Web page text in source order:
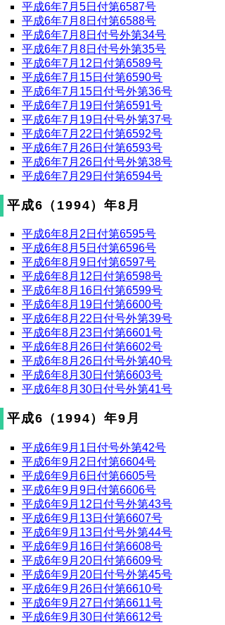
平成6年7月5日付第6587号
平成6年7月8日付第6588号
平成6年7月8日付号外第34号
平成6年7月8日付号外第35号
平成6年7月12日付第6589号
平成6年7月15日付第6590号
平成6年7月15日付号外第36号
平成6年7月19日付第6591号
平成6年7月19日付号外第37号
平成6年7月22日付第6592号
平成6年7月26日付第6593号
平成6年7月26日付号外第38号
平成6年7月29日付第6594号
平成6（1994）年8月
平成6年8月2日付第6595号
平成6年8月5日付第6596号
平成6年8月9日付第6597号
平成6年8月12日付第6598号
平成6年8月16日付第6599号
平成6年8月19日付第6600号
平成6年8月22日付号外第39号
平成6年8月23日付第6601号
平成6年8月26日付第6602号
平成6年8月26日付号外第40号
平成6年8月30日付第6603号
平成6年8月30日付号外第41号
平成6（1994）年9月
平成6年9月1日付号外第42号
平成6年9月2日付第6604号
平成6年9月6日付第6605号
平成6年9月9日付第6606号
平成6年9月12日付号外第43号
平成6年9月13日付第6607号
平成6年9月13日付号外第44号
平成6年9月16日付第6608号
平成6年9月20日付第6609号
平成6年9月20日付号外第45号
平成6年9月26日付第6610号
平成6年9月27日付第6611号
平成6年9月30日付第6612号